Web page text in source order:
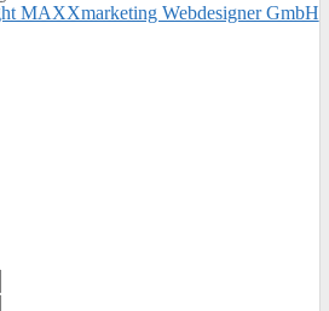
MAXXmarketing Webdesigner GmbH